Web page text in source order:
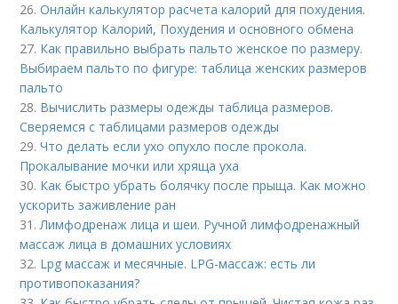
26.Онлайн калькулятор расчета калорий для похудения.
Калькулятор Калорий, Похудения и основного обмена
27. Как правильно выбрать пальто женское по размеру.
Выбираем пальто по фигуре: таблица женских размеров
пальто
28. Вычислить размеры одежды таблица размеров.
Сверяемся с таблицами размеров одежды
29.Что делать если ухо опухло после прокола.
Прокалывание мочки или хряща уха
30. Как быстро убрать болячку после прыща. Как можно
ускорить заживление ран
31.Лимфодренаж лица и шеи. Ручной лимфодренажный
массаж лица в домашних условиях
32. Lpg массаж и месячные. LPG-массаж: есть ли
противопоказания?